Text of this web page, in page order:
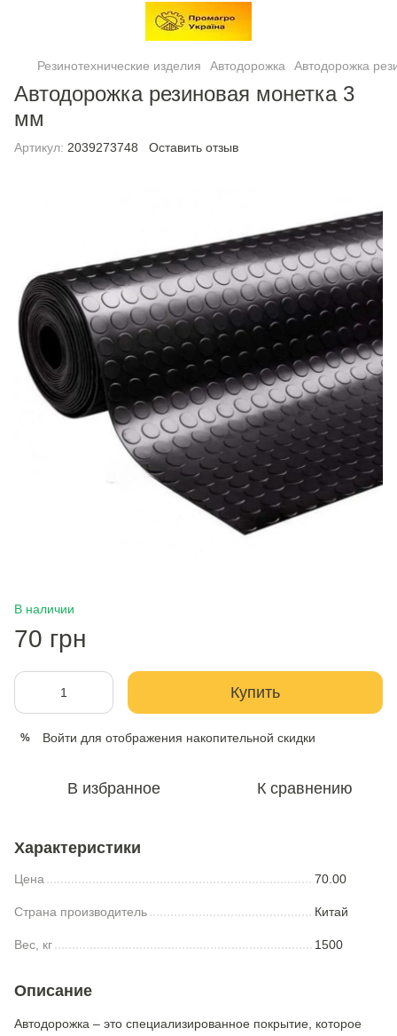
Резинотехнические изделия Автодорожка Автодорожка
Автодорожка резиновая монетка 3
мм
Артикул: 2039273748 Оставить отзыв
В наличии
70 грн
Купить
% Войти для отображения накопительной скидки
В избранное К сравнению
Характеристики
Цена 70.00
Страна производитель Китай
Вес, кг 1500
Описание
Автодорожка – это специализированное покрытие, которое